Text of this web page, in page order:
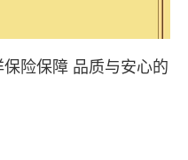
险保障 品质与安心的